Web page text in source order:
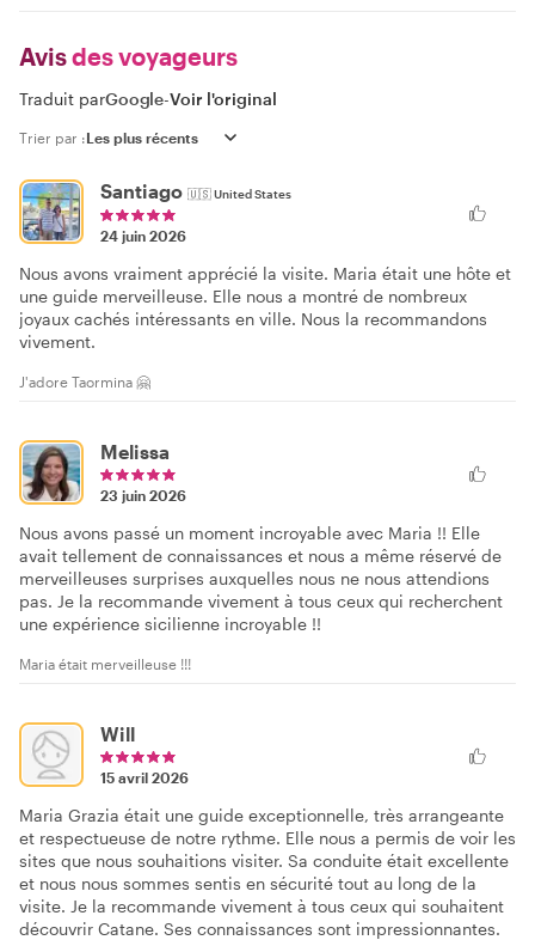
Avisdes voyageurs
Traduit parGoogle-Voir l'original
Trier par :
Santiago 🇺🇸United States
24 juin 2026
Nous avons vraiment apprécié la visite. Maria était une hôte et
une guide merveilleuse. Elle nous a montré de nombreux
joyaux cachés intéressants en ville. Nous la recommandons
vivement.
J'adore Taormina 🤗
Melissa
23 juin 2026
Nous avons passé un moment incroyable avec Maria !! Elle
avait tellement de connaissances et nous a même réservé de
merveilleuses surprises auxquelles nous ne nous attendions
pas. Je la recommande vivement à tous ceux qui recherchent
une expérience sicilienne incroyable !!
Maria était merveilleuse !!!
Will
15 avril 2026
Maria Grazia était une guide exceptionnelle, très arrangeante
et respectueuse de notre rythme. Elle nous a permis de voir les
sites que nous souhaitions visiter. Sa conduite était excellente
et nous nous sommes sentis en sécurité tout au long de la
visite. Je la recommande vivement à tous ceux qui souhaitent
découvrir Catane. Ses connaissances sont impressionnantes.